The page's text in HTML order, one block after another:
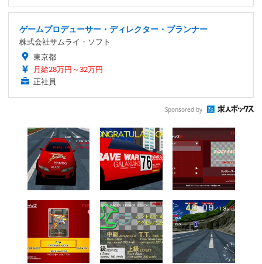
ゲームプロデューサー・ディレクター・プランナー
株式会社サムライ・ソフト
東京都
月給28万円～32万円
正社員
Sponsored by